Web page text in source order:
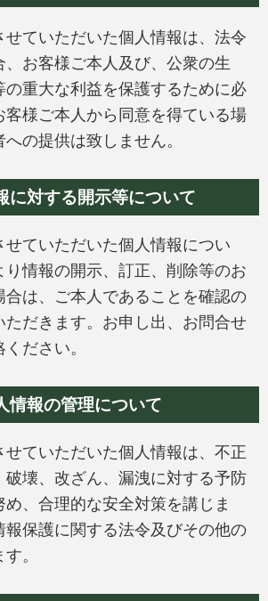
せていただいた個人情報は、法令
お客様ご本人及び、公衆の生
の重大な利益を保護するために必
客様ご本人から同意を得ている場
の提供は致しません。
に対する開示等について
せていただいた個人情報につい
り情報の開示、訂正、削除等のお
合は、ご本人であることを確認の
ただきます。お申し出、お問合せ
ださい。
情報の管理について
せていただいた個人情報は、不正
破壊、改ざん、漏洩に対する予防
、合理的な安全対策を講じま
報保護に関する法令及びその他の
。